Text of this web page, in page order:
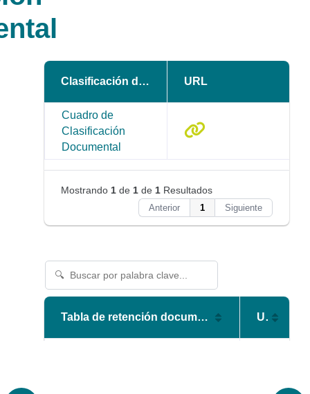
Clasificación documental URL
Cuadro de
Clasificación
Documental
Mostrando 1 de 1 de 1 Resultados
Anterior 1 Siguiente
Tabla de retención documental URL